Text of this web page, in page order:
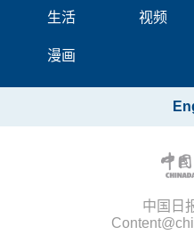
生活 视频
漫画
中国日